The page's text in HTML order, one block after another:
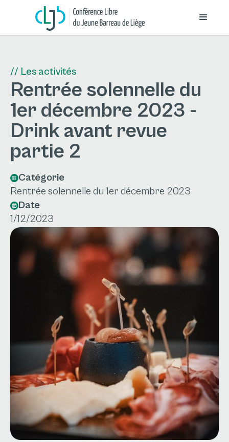
// Les activités
Rentrée solennelle du
1er décembre 2023 -
Drink avant revue
partie 2
Catégorie
Rentrée solennelle du 1er décembre 2023
Date
1/12/2023